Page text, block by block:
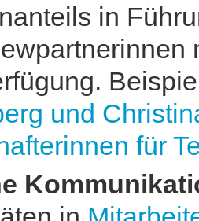
in
und
für